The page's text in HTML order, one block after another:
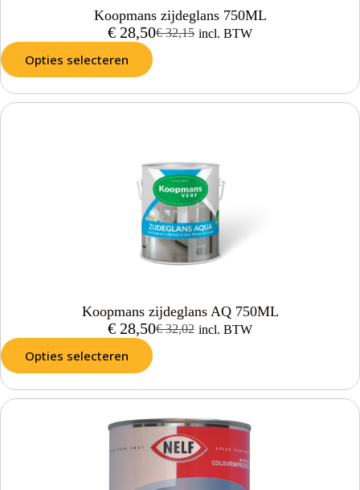
Koopmans zijdeglans 750ML
€32,15
€ 28,50 incl. BTW
Opties selecteren
Koopmans zijdeglans AQ 750ML
€32,02
€ 28,50 incl. BTW
Opties selecteren